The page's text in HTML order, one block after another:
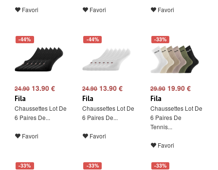
Favori Favori Favori
-44%
24.90 13.90 €
Fila
Chaussettes Lot De
6 Paires De...
Favori
-44%
24.9013.90 €
Fila
Chaussettes Lot De
6 Paires De...
Favori
-33%
29.9019.90 €
Fila
Chaussettes Lot De
6 Paires De
Tennis...
Favori
-33% -33% -33%